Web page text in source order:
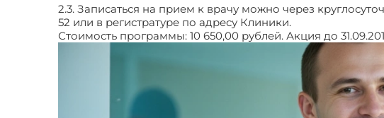
2.3. Записаться на прием к врачу можно через
52 или в регистратуре по адресу Клиники.
Стоимость программы: 10 650,00 рублей. Акция до